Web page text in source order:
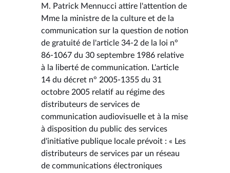
M. Patrick Mennucci attire l'attention de
Mme la ministre de la culture et de la
communication sur la question de notion
de gratuité de l'article 34-2 de la loi n°
86-1067 du 30 septembre 1986 relative
à la liberté de communication. L'article
14 du décret n° 2005-1355 du 31
octobre 2005 relatif au régime des
distributeurs de services de
communication audiovisuelle et à la mise
à disposition du public des services
d'initiative publique locale prévoit : « Les
distributeurs de services par un réseau
de communications électroniques